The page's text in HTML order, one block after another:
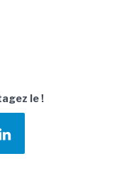
le !